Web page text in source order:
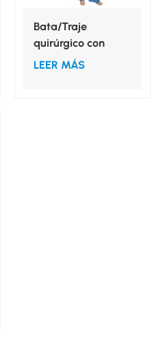
Bata/Traje
quirúrgico con
cuello en V para
LEER MÁS